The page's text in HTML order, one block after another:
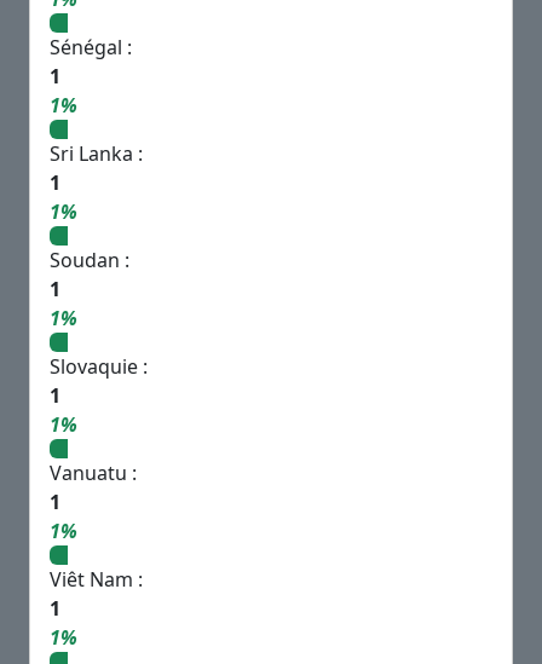
Sénégal :
1
1%
Sri Lanka :
1
1%
Soudan :
1
1%
Slovaquie :
1
1%
Vanuatu :
1
1%
Viêt Nam :
1
1%